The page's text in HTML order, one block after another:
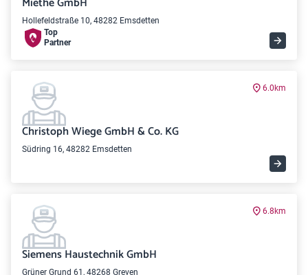
Hollefeldstraße 10, 48282 Emsdetten
Top
Partner
6.0km
Christoph Wiege GmbH & Co. KG
Südring 16, 48282 Emsdetten
6.8km
Siemens Haustechnik GmbH
Grüner Grund 61, 48268 Greven